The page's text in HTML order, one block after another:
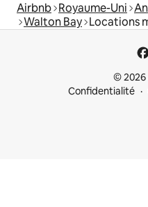
Airbnb Royaume-Uni
Walton Bay Locations
© 2026
Confidentialité